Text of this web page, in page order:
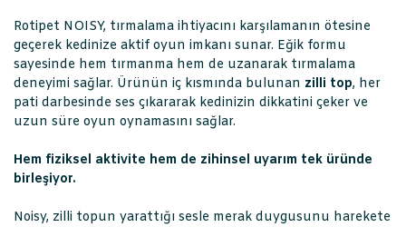
Rotipet NOISY, tırmalama ihtiyacını karşılamanın ötesine
geçerek kedinize aktif oyun imkanı sunar. Eğik formu
sayesinde hem tırmanma hem de uzanarak tırmalama
deneyimi sağlar. Ürünün iç kısmında bulunan zilli top, her
pati darbesinde ses çıkararak kedinizin dikkatini çeker ve
uzun süre oyun oynamasını sağlar.
Hem fiziksel aktivite hem de zihinsel uyarım tek üründe
birleşiyor.
Noisy, zilli topun yarattığı sesle merak duygusunu harekete